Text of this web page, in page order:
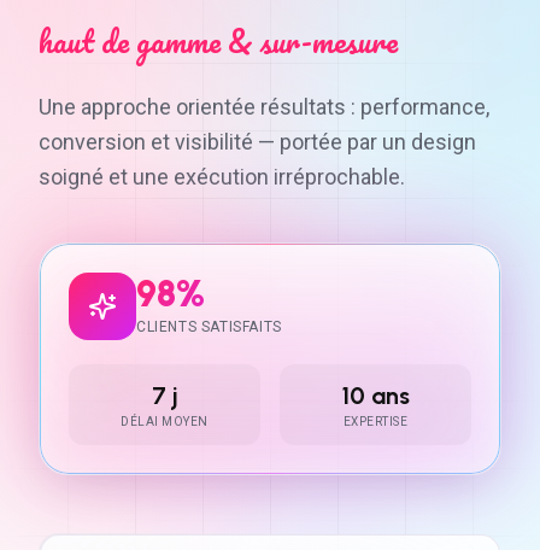
haut de gamme & sur-mesure
Une approche orientée résultats : performance,
conversion et visibilité — portée par un design
soigné et une exécution irréprochable.
98%
CLIENTS SATISFAITS
7 j
DÉLAI MOYEN
10 ans
EXPERTISE